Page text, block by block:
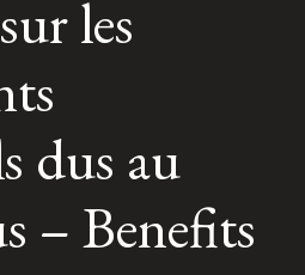
les
dus au
– Benefits